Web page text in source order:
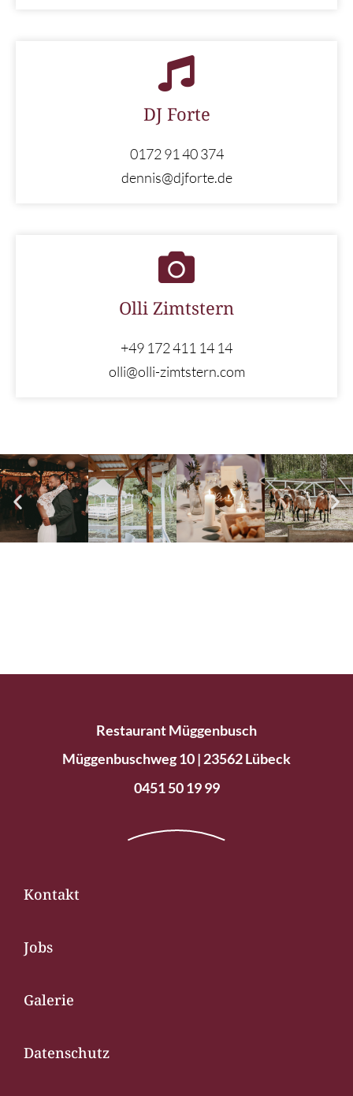
DJ Forte
0172 91 40 374
dennis@djforte.de
Olli Zimtstern
+49 172 411 14 14
olli@olli-zimtstern.com
Restaurant Müggenbusch
Müggenbuschweg 10 | 23562 Lübeck
0451 50 19 99
Kontakt
Jobs
Galerie
Datenschutz